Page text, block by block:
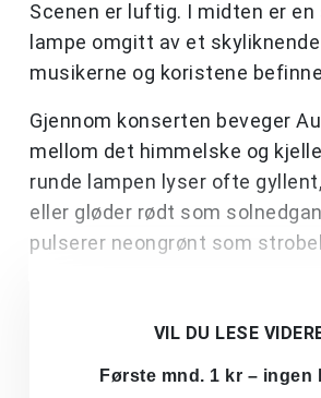
Scenen er luftig. I midten er en
lampe omgitt av et
musikerne og koristene
Gjennom konserten beveger
mellom det himmelske og
runde lampen lyser ofte
eller gløder rødt som
pulserer neongrønt som
VIL DU LESE
Første mnd. 1 kr – ingen